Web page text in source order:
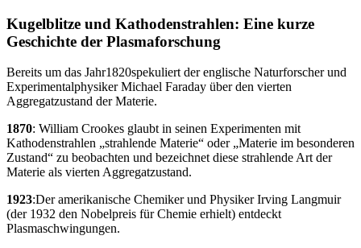
Kugelblitze und Kathodenstrahlen: Eine kurze
Geschichte der Plasmaforschung
Bereits um das Jahr1820spekuliert der englische Naturforscher und
Experimentalphysiker Michael Faraday über den vierten
Aggregatzustand der Materie.
1870: William Crookes glaubt in seinen Experimenten mit
Kathodenstrahlen „strahlende Materie“ oder „Materie im besonderen
Zustand“ zu beobachten und bezeichnet diese strahlende Art der
Materie als vierten Aggregatzustand.
1923:Der amerikanische Chemiker und Physiker Irving Langmuir
(der 1932 den Nobelpreis für Chemie erhielt) entdeckt
Plasmaschwingungen.